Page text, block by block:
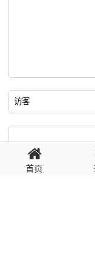
回复需填写必要
首页